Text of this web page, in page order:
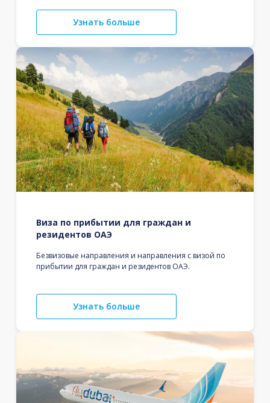
Узнать больше
Виза по прибытии для граждан и
резидентов ОАЭ
Безвизовые направления и направления с визой по
прибытии для граждан и резидентов ОАЭ.
Узнать больше